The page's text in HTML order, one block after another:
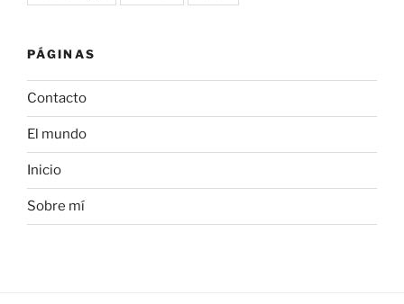
PÁGINAS
Contacto
El mundo
Inicio
Sobre mí